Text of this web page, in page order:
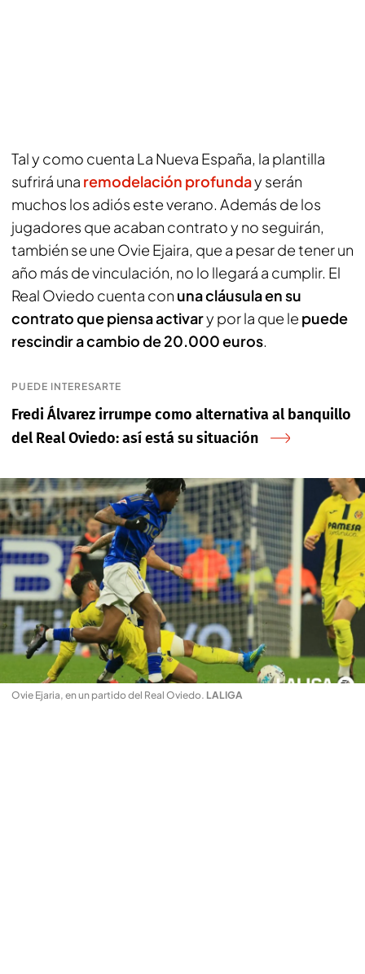
Tal y como cuenta La Nueva España, la plantilla
sufrirá una remodelación profunday serán
muchos los adiós este verano. Además de los
jugadores que acaban contrato y no seguirán,
también se une Ovie Ejaira, que a pesar de tener un
año más de vinculación, no lo llegará a cumplir. El
Real Oviedo cuenta con una cláusula en su
contrato que piensa activary por la que le puede
rescindir a cambio de 20.000 euros.
PUEDE INTERESARTE
Fredi Álvarez irrumpe como alternativa al banquillo
del Real Oviedo: así está su situación
Ovie Ejaria, en un partido del Real Oviedo. LALIGA